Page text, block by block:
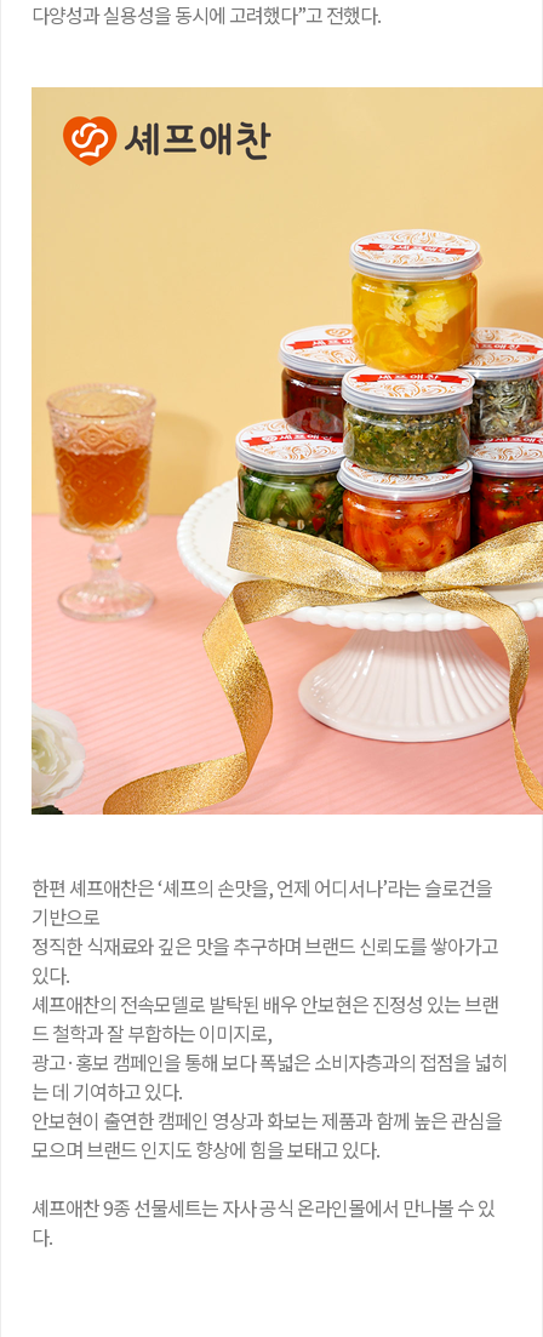
다양성과 실용성을 동시에 고려했다”고 전했다.
한편 셰프애찬은 ‘셰프의 손맛을, 언제 어디서나’라는 슬로건을
기반으로
정직한 식재료와 깊은 맛을 추구하며 브랜드 신뢰도를 쌓아가고
있다.
셰프애찬의 전속모델로 발탁된 배우 안보현은 진정성 있는 브랜
드 철학과 잘 부합하는 이미지로,
광고·홍보 캠페인을 통해 보다 폭넓은 소비자층과의 접점을 넓히
는 데 기여하고 있다.
안보현이 출연한 캠페인 영상과 화보는 제품과 함께 높은 관심을
모으며 브랜드 인지도 향상에 힘을 보태고 있다.
셰프애찬 9종 선물세트는 자사 공식 온라인몰에서 만나볼 수 있
다.